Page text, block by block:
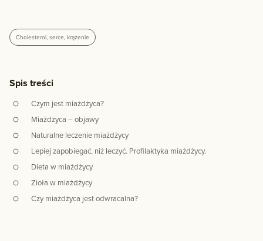
Cholesterol, serce, krążenie
Spis treści
Czym jest miażdżyca?
Miażdżyca – objawy
Naturalne leczenie miażdżycy
Lepiej zapobiegać, niż leczyć. Profilaktyka miażdżycy.
Dieta w miażdżycy
Zioła w miażdżycy
Czy miażdżyca jest odwracalna?